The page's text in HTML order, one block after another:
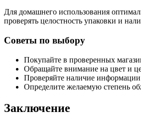
Для домашнего использования
проверять целостность упаковки и
Советы по выбору
Покупайте в проверенных
Обращайте внимание на цвет и
Проверяйте наличие
Определите желаемую степень
Заключение